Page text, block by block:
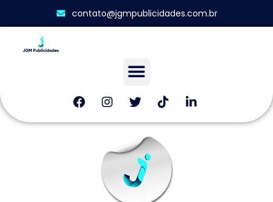
contato@jgmpublicidades.com.br